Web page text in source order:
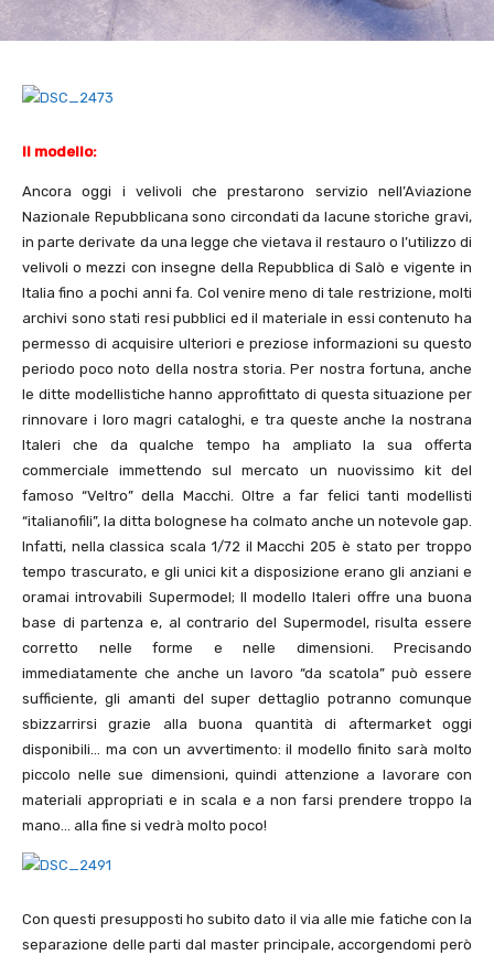
Il modello:
Ancora oggi i velivoli che prestarono servizio nell’Aviazione
Nazionale Repubblicana sono circondati da lacune storiche gravi,
in parte derivate da una legge che vietava il restauro o l’utilizzo di
velivoli o mezzi con insegne della Repubblica di Salò e vigente in
Italia fino a pochi anni fa. Col venire meno di tale restrizione, molti
archivi sono stati resi pubblici ed il materiale in essi contenuto ha
permesso di acquisire ulteriori e preziose informazioni su questo
periodo poco noto della nostra storia. Per nostra fortuna, anche
le ditte modellistiche hanno approfittato di questa situazione per
rinnovare i loro magri cataloghi, e tra queste anche la nostrana
Italeri che da qualche tempo ha ampliato la sua offerta
commerciale immettendo sul mercato un nuovissimo kit del
famoso “Veltro” della Macchi. Oltre a far felici tanti modellisti
“italianofili”, la ditta bolognese ha colmato anche un notevole gap.
Infatti, nella classica scala 1/72 il Macchi 205 è stato per troppo
tempo trascurato, e gli unici kit a disposizione erano gli anziani e
oramai introvabili Supermodel; Il modello Italeri offre una buona
base di partenza e, al contrario del Supermodel, risulta essere
corretto nelle forme e nelle dimensioni. Precisando
immediatamente che anche un lavoro “da scatola” può essere
sufficiente, gli amanti del super dettaglio potranno comunque
sbizzarrirsi grazie alla buona quantità di aftermarket oggi
disponibili… ma con un avvertimento: il modello finito sarà molto
piccolo nelle sue dimensioni, quindi attenzione a lavorare con
materiali appropriati e in scala e a non farsi prendere troppo la
mano… alla fine si vedrà molto poco!
Con questi presupposti ho subito dato il via alle mie fatiche con la
separazione delle parti dal master principale, accorgendomi però